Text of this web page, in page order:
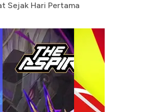
Sejak Hari Pertama